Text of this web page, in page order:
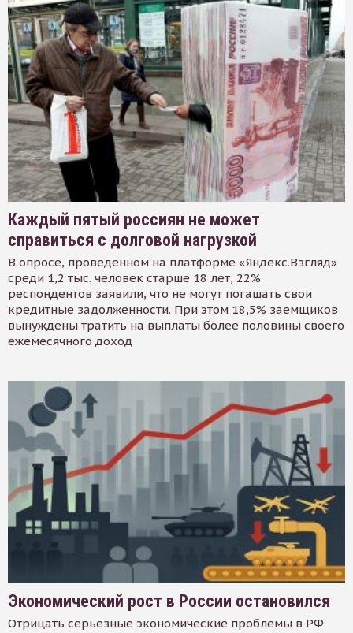
Каждый пятый россиян не может
справиться с долговой нагрузкой
В опросе, проведенном на платформе «Яндекс.Взгляд»
среди 1,2 тыс. человек старше 18 лет, 22%
респондентов заявили, что не могут погашать свои
кредитные задолженности. При этом 18,5% заемщиков
вынуждены тратить на выплаты более половины своего
ежемесячного доход
Экономический рост в России остановился
Отрицать серьезные экономические проблемы в РФ